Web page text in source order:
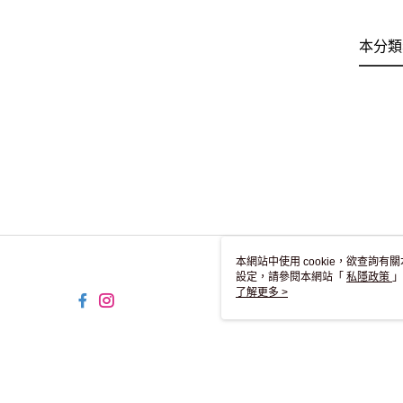
本分
本網站中使用 cookie，欲查詢有
設定，請參閱本網站「 私隱政策
用 cookie。
了解更多 >